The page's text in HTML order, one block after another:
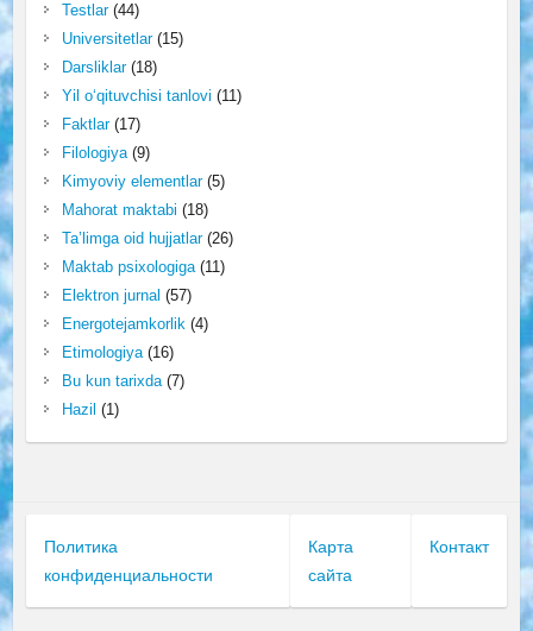
Testlar(44)
Universitetlar(15)
Darsliklar(18)
Yil o‘qituvchisi tanlovi (11)
Faktlar(17)
Filologiya(9)
Kimyoviy elementlar(5)
Mahorat maktabi (18)
Ta’limga oid hujjatlar(26)
Maktab psixologiga(11)
Elektron jurnal (57)
Energotejamkorlik(4)
Etimologiya(16)
Bu kun tarixda(7)
Hazil (1)
Политика
конфиденциальности
Карта
сайта
Контакт